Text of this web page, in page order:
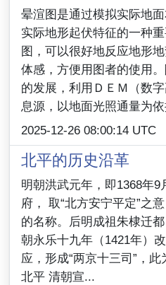
晕渲图是通过模拟实际地
实际地形起伏特征的一种
图，可以很好地反应地形
体感，方便用图者的使用
的发展，利用ＤＥＭ（数
息源，以地面光照通量为
2025-12-26 08:00:14 UTC
北平的历史沿革
明朝洪武元年，即1368年
府， 取“北方安宁平定”之
的名称。后明成祖朱棣迁
朝永乐十九年（1421年）
应，形成“两京十三司”，
北平 清朝宣...